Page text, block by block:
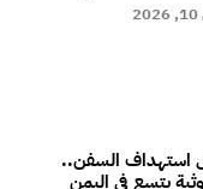
استهداف السفن..
يتسع في اليمن